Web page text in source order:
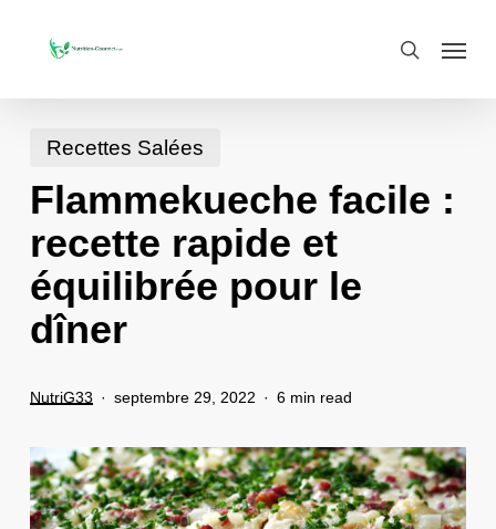
main
search
Recettes Salées
Flammekueche facile :
recette rapide et
équilibrée pour le
dîner
NutriG33 septembre 29, 2022 6 min read